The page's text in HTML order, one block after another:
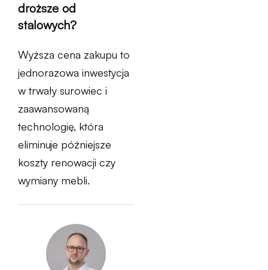
droższe od
stalowych?
Wyższa cena zakupu to
jednorazowa inwestycja
w trwały surowiec i
zaawansowaną
technologię, która
eliminuje późniejsze
koszty renowacji czy
wymiany mebli.